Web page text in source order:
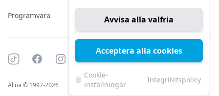
Avvisa alla valfria
Acceptera alla cookies
Cookie-
inställningar
Integritetspolicy
Programvara
Tiktok FacebookInstagram
Alina © 1997-2026